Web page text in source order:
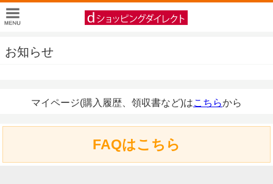
お知らせ
マイページ(購入履歴、領収書など)はこちらから
FAQはこちら